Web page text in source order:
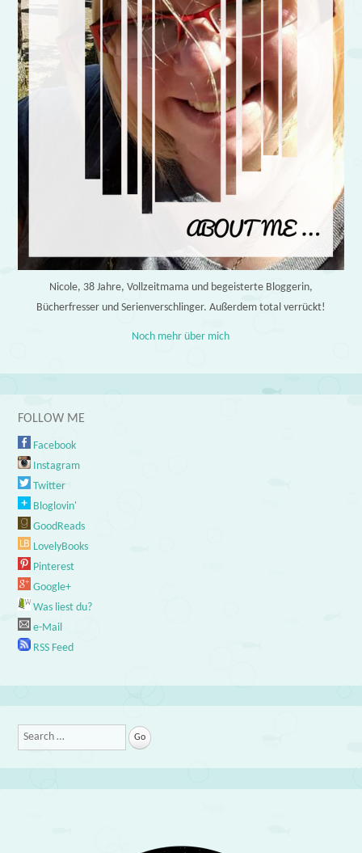
Nicole, 38 Jahre, Vollzeitmama und begeisterte Bloggerin,
Bücherfresser und Serienverschlinger. Außerdem total verrückt!
Noch mehr über mich
FOLLOW ME
Facebook
Instagram
Twitter
Bloglovin'
GoodReads
LovelyBooks
Pinterest
Google+
Was liest du?
e-Mail
RSS Feed
Search